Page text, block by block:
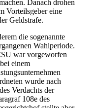
Danach drohen
Vorteilsgeber eine
Geldstrafe.
die sogenannte
Wahlperiode.
war vorgeworfen
einem
wurde nach
Verdachts der
108e des